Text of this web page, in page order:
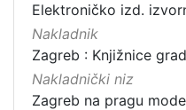
Elektroničko izd.
Nakladnik
Zagreb : Knjižnice
Nakladnički niz
Zagreb na pragu